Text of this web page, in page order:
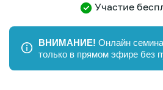
Участие
ВНИМАНИЕ! Онлайн
только в прямом эфире без